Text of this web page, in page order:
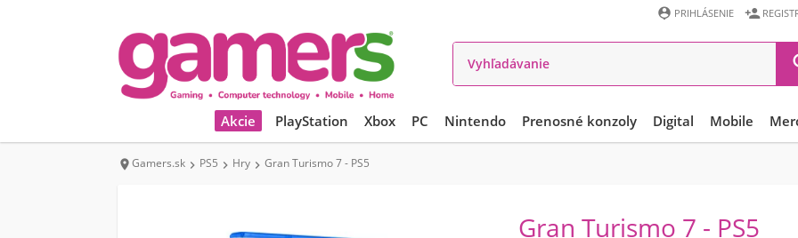

 PRIHLÁSENIE
Akcie PlayStation Xbox PC Nintendo Prenosné konzoly Digital Mobile
Gamers.sk  PS5  Hry  Gran Turismo 7 - PS5
Gran Turismo 7 - PS5